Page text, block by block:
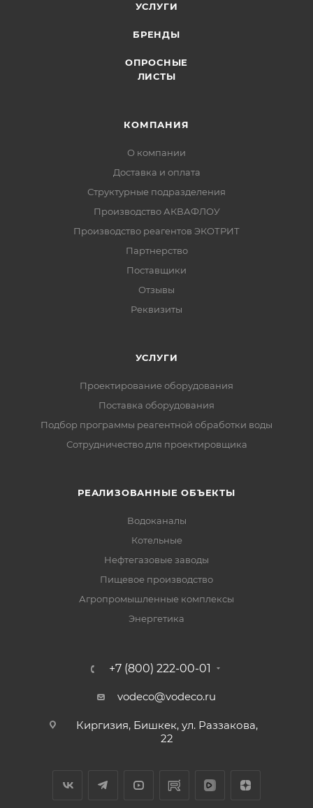
УСЛУГИ
БРЕНДЫ
ОПРОСНЫЕ
ЛИСТЫ
КОМПАНИЯ
О компании
Доставка и оплата
Структурные подразделения
Производство АКВАФЛОУ
Производство реагентов ЭКОТРИТ
Партнерство
Поставщики
Отзывы
Реквизиты
УСЛУГИ
Проектирование оборудования
Поставка оборудования
Подбор программы реагентной обработки воды
Сотрудничество для проектировщика
РЕАЛИЗОВАННЫЕ ОБЪЕКТЫ
Водоканалы
Котельные
Нефтегазовые заводы
Пищевое производство
Агропромышленные комплексы
Энергетика
+7 (800) 222-00-01
vodeco@vodeco.ru
Киргизия, Бишкек, ул. Раззакова,
22